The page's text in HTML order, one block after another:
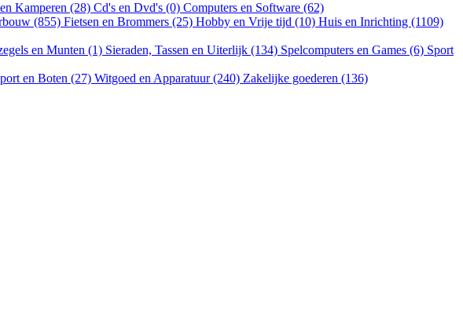
Kamperen (28) Cd's en Dvd's (0) Computers en Software (62)
(855) Fietsen en Brommers (25) Hobby en Vrije tijd (10) Huis en Inrichting (1109)
en Munten (1) Sieraden, Tassen en Uiterlijk (134) Spelcomputers en Games (6) Sport
en Boten (27) Witgoed en Apparatuur (240) Zakelijke goederen (136)